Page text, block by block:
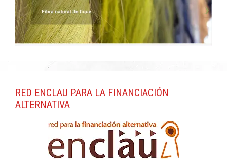
RED ENCLAU PARA LA FINANCIACIÓN
ALTERNATIVA